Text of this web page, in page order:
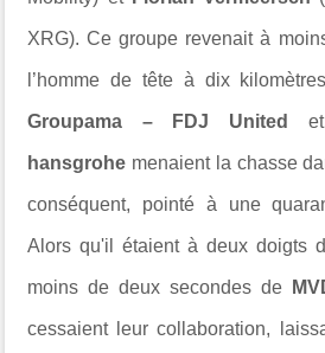
XRG). Ce groupe revenait à
l’homme de tête à dix
Groupama – FDJ United
hansgrohe menaient la chasse
conséquent, pointé à une
Alors qu'il étaient à deux doigts
moins de deux secondes de
cessaient leur collaboration,